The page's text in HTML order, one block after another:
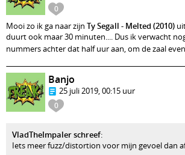
0
Mooi zo ik ga naar zijn Ty Segall - Melted (2010)
duurt ook maar 30 minuten.... Dus ik verwacht
nummers achter dat half uur aan, om de zaal
0
Banjo
25 juli 2019, 00:15 uur
VladTheImpaler schreef:
Iets meer fuzz/distortion voor mijn gevoel dan